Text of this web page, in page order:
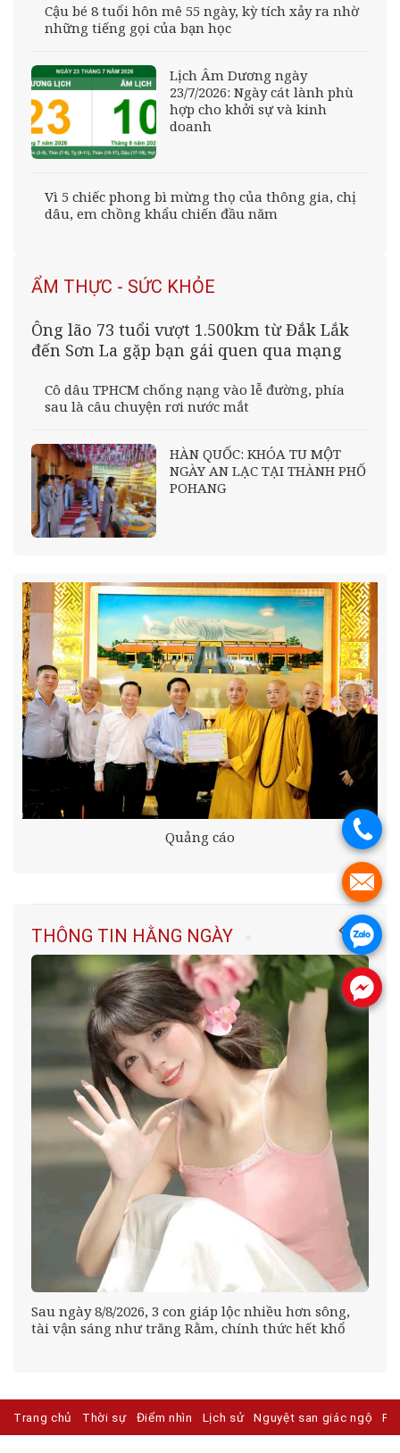
Cậu bé 8 tuổi hôn mê 55 ngày, kỳ tích xảy ra nhờ
những tiếng gọi của bạn học
Lịch Âm Dương ngày
23/7/2026: Ngày cát lành phù
hợp cho khởi sự và kinh
doanh
Vì 5 chiếc phong bì mừng thọ của thông gia, chị
dâu, em chồng khẩu chiến đầu năm
ẨM THỰC - SỨC KHỎE
Ông lão 73 tuổi vượt 1.500km từ Đắk Lắk
đến Sơn La gặp bạn gái quen qua mạng
Cô dâu TPHCM chống nạng vào lễ đường, phía
sau là câu chuyện rơi nước mắt
HÀN QUỐC: KHÓA TU MỘT
NGÀY AN LẠC TẠI THÀNH PHỐ
POHANG
Quảng cáo
THÔNG TIN HẰNG NGÀY
Sau ngày 8/8/2026, 3 con giáp lộc nhiều hơn sông,
tài vận sáng như trăng Rằm, chính thức hết khổ
Trang chủ Thời sự Điểm nhìn Lịch sử Nguyệt san giác ngộ
.
.
.
.